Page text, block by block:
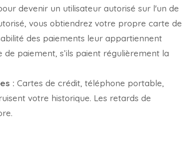
devenir un utilisateur autorisé sur l'un de
vous obtiendrez votre propre carte de
des paiements leur appartiennent
paiement, s’ils paient régulièrement la
: Cartes de crédit, téléphone portable,
votre historique. Les retards de